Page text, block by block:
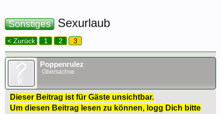
Sonstiges Sexurlaub
< Zurück 1 2 3
Poppenrulez
Obersachse
Dieser Beitrag ist für Gäste unsichtbar.
Um diesen Beitrag lesen zu können, logg Dich bitte